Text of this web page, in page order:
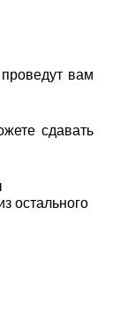
вам
сдавать
остального